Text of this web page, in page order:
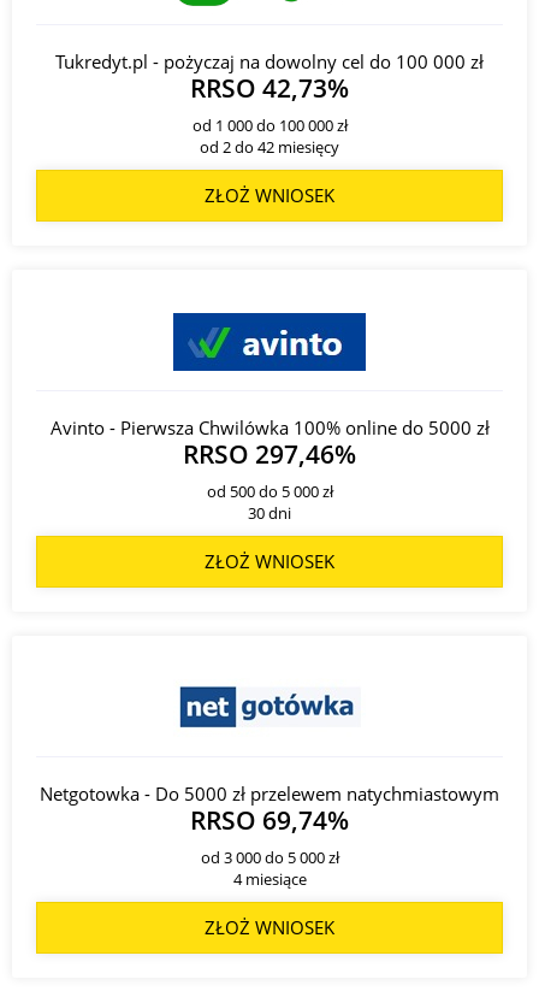
Tukredyt.pl - pożyczaj na dowolny cel do 100 000 zł
RRSO 42,73%
od 1 000 do 100 000 zł
od 2 do 42 miesięcy
ZŁOŻ WNIOSEK
Avinto - Pierwsza Chwilówka 100% online do 5000 zł
RRSO 297,46%
od 500 do 5 000 zł
30 dni
ZŁOŻ WNIOSEK
Netgotowka - Do 5000 zł przelewem natychmiastowym
RRSO 69,74%
od 3 000 do 5 000 zł
4 miesiące
ZŁOŻ WNIOSEK